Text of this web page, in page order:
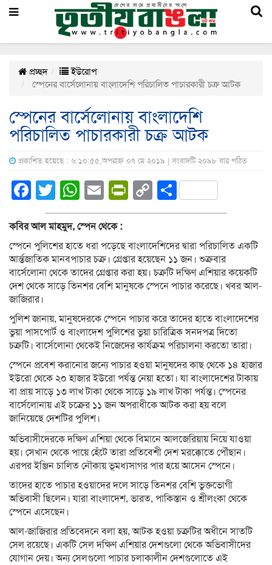
প্রচ্ছদ
ইউরোপ
স্পেনের বার্সেলোনায় বাংলাদেশি পরিচালিত পাচারকারী চক্র আটক
স্পেনের বার্সেলোনায় বাংলাদেশি
পরিচালিত পাচারকারী চক্র আটক
প্রকাশিত হয়েছে : ৬:১০:৫৫,অপরাহ্ন ০৭ মে ২০১৯ | সংবাদটি ২০৯৮ বার পঠিত
Facebook
Twitter
WhatsApp
EmailPrintFriendly
Copy
Link
Share
কবির আল মাহমুদ, স্পেন থেকে :
স্পেনে পুলিশের হাতে ধরা পড়েছে বাংলাদেশিদের দ্বারা পরিচালিত একটি
আর্ন্তজাতিক মানবপাচার চক্র। গ্রেপ্তার হয়েছেন ১১ জন। শুক্রবার
বার্সেলোনা থেকে তাদের গ্রেপ্তার করা হয়। চক্রটি দক্ষিণ এশিয়ার কয়েকটি
দেশ থেকে সাড়ে তিনশর বেশি মানুষকে স্পেনে পাচার করেছে। খবর আল-
জাজিরার।
পুলিশ জানায়, মানুষদেরকে স্পেনে পাচার করে তাদের হাতে বাংলাদেশের
ভুয়া পাসপোর্ট ও বাংলাদেশ পুলিশের ভুয়া চারিত্রিক সনদপত্র দিতো
চক্রটি। বার্সেলোনা থেকেই নিজেদের কার্যক্রম পরিচালনা করতো তারা।
স্পেনে প্রবেশ করানোর জন্যে পাচার হওয়া মানুষদের কাছ থেকে ১৪ হাজার
ইউরো থেকে ২০ হাজার ইউরো পর্যন্ত নেয়া হতো। যা বাংলাদেশের টাকায়
বা প্রায় সাড়ে ১৩ লাখ টাকা থেকে সাড়ে ১৯ লাখ টাকা পর্যন্ত। স্পেনের
বার্সেলোনায় এই চক্রের ১১ জন অপরাধীকে আটক করা হয় বলে
জানিয়েছে দেশটির পুলিশ।
অভিবাসীদেরকে দক্ষিণ এশিয়া থেকে বিমানে আলজেরিয়ায় নিয়ে যাওয়া
হয়। সেখান থেকে পায়ে হেঁটে তারা প্রতিবেশী দেশ মরক্কোতে পৌঁছান।
এরপর ইঞ্জিন চালিত নৌকায় ভূমধ্যসাগর পার হয়ে আসেন স্পেনে।
তাদের হাতে পাচার হওয়াদের দলে সাড়ে তিনশর বেশি ভুক্তভোগী
অভিবাসী ছিলেন। যারা বাংলাদেশ, ভারত, পাকিস্তান ও শ্রীলংকা থেকে
স্পেনে এসেছেন।
আল-জাজিরার প্রতিবেদনে বলা হয়, আটক হওয়া চক্রটির অধীনে সাতটি
সেল রয়েছে। একটি সেল দক্ষিণ এশিয়ার দেশগুলো থেকে অভিবাসীদের
যোগান দেয়। অন্য সেলগুলো পাচার চলাকালীন দেশগুলোতে এই